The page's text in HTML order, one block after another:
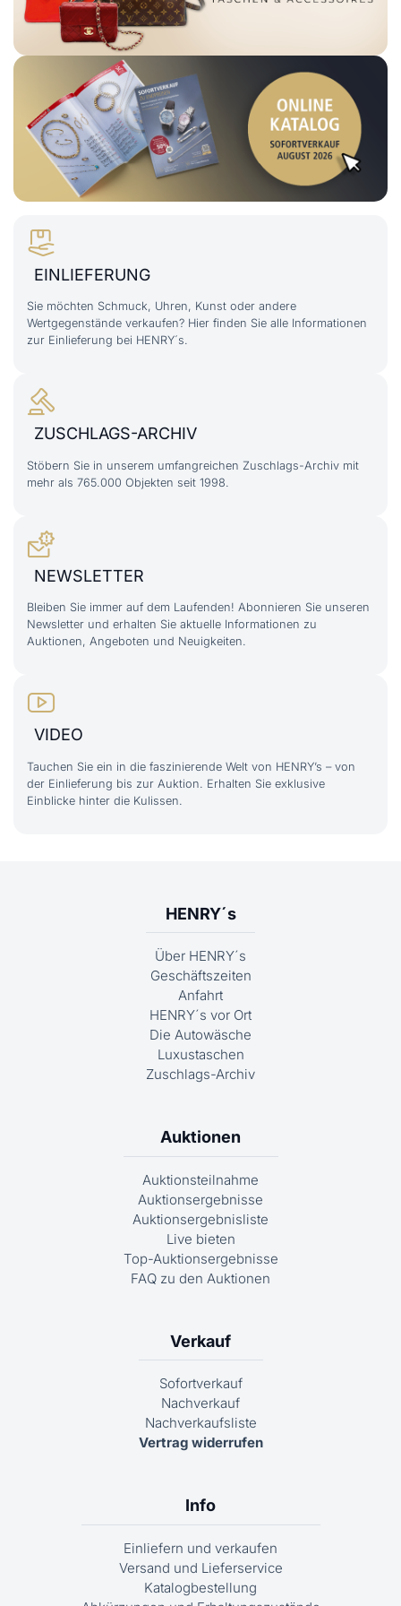
EINLIEFERUNG
Sie möchten Schmuck, Uhren, Kunst oder andere
Wertgegenstände verkaufen? Hier finden Sie alle Informationen
zur Einlieferung bei HENRY´s.
ZUSCHLAGS-ARCHIV
Stöbern Sie in unserem umfangreichen Zuschlags-Archiv mit
mehr als 765.000 Objekten seit 1998.
NEWSLETTER
Bleiben Sie immer auf dem Laufenden! Abonnieren Sie unseren
Newsletter und erhalten Sie aktuelle Informationen zu
Auktionen, Angeboten und Neuigkeiten.
VIDEO
Tauchen Sie ein in die faszinierende Welt von HENRY’s – von
der Einlieferung bis zur Auktion. Erhalten Sie exklusive
Einblicke hinter die Kulissen.
HENRY´s
Über HENRY´s
Geschäftszeiten
Anfahrt
HENRY´s vor Ort
Die Autowäsche
Luxustaschen
Zuschlags-Archiv
Auktionen
Auktionsteilnahme
Auktionsergebnisse
Auktionsergebnisliste
Live bieten
Top-Auktionsergebnisse
FAQ zu den Auktionen
Verkauf
Sofortverkauf
Nachverkauf
Nachverkaufsliste
Vertrag widerrufen
Info
Einliefern und verkaufen
Versand und Lieferservice
Katalogbestellung